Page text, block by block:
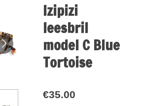
Izipizi
leesbril
model C Blue
Tortoise
€35.00